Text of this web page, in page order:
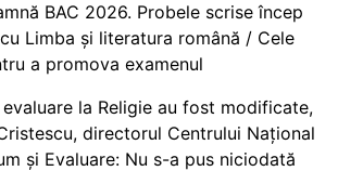
BAC 2026. Probele scrise încep
Limba și literatura română / Cele
a promova examenul
la Religie au fost modificate,
directorul Centrului Național
și Evaluare: Nu s-a pus niciodată